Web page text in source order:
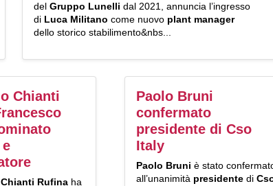
del Gruppo Lunelli dal 2021, annuncia l’ingresso
di Luca Militano come nuovo plant manager
dello storico stabilimento&nbs...
Chianti
Rufina ha
Paolo Bruni
confermato
presidente di Cso
Italy
Paolo Bruni è stato
all’unanimità presidentedi